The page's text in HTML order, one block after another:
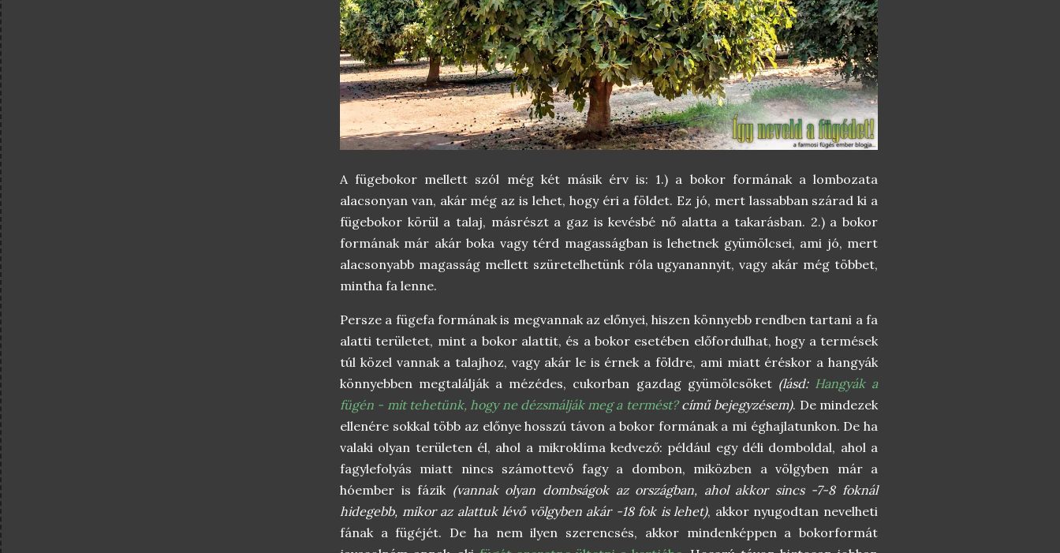
A fügebokor mellett szól még két másik érv is: 1.) a bokor formának a lombozata
alacsonyan van, akár még az is lehet, hogy éri a földet. Ez jó, mert lassabban szárad ki a
fügebokor körül a talaj, másrészt a gaz is kevésbé nő alatta a takarásban. 2.) a bokor
formának már akár boka vagy térd magasságban is lehetnek gyümölcsei, ami jó, mert
alacsonyabb magasság mellett szüretelhetünk róla ugyanannyit, vagy akár még többet,
mintha fa lenne.
Persze a fügefa formának is megvannak az előnyei, hiszen könnyebb rendben tartani a fa
alatti területet, mint a bokor alattit, és a bokor esetében előfordulhat, hogy a termések
túl közel vannak a talajhoz, vagy akár le is érnek a földre, ami miatt éréskor a hangyák
könnyebben megtalálják a mézédes, cukorban gazdag gyümölcsöket (lásd: Hangyák a
fügén - mit tehetünk, hogy ne dézsmálják meg a termést?című bejegyzésem). De mindezek
ellenére sokkal több az előnye hosszú távon a bokor formának a mi éghajlatunkon. De ha
valaki olyan területen él, ahol a mikroklíma kedvező: például egy déli domboldal, ahol a
fagylefolyás miatt nincs számottevő fagy a dombon, miközben a völgyben már a
hóember is fázik (vannak olyan dombságok az országban, ahol akkor sincs -7-8 foknál
hidegebb, mikor az alattuk lévő völgyben akár -18 fok is lehet), akkor nyugodtan nevelheti
fának a fügéjét. De ha nem ilyen szerencsés, akkor mindenképpen a bokorformát